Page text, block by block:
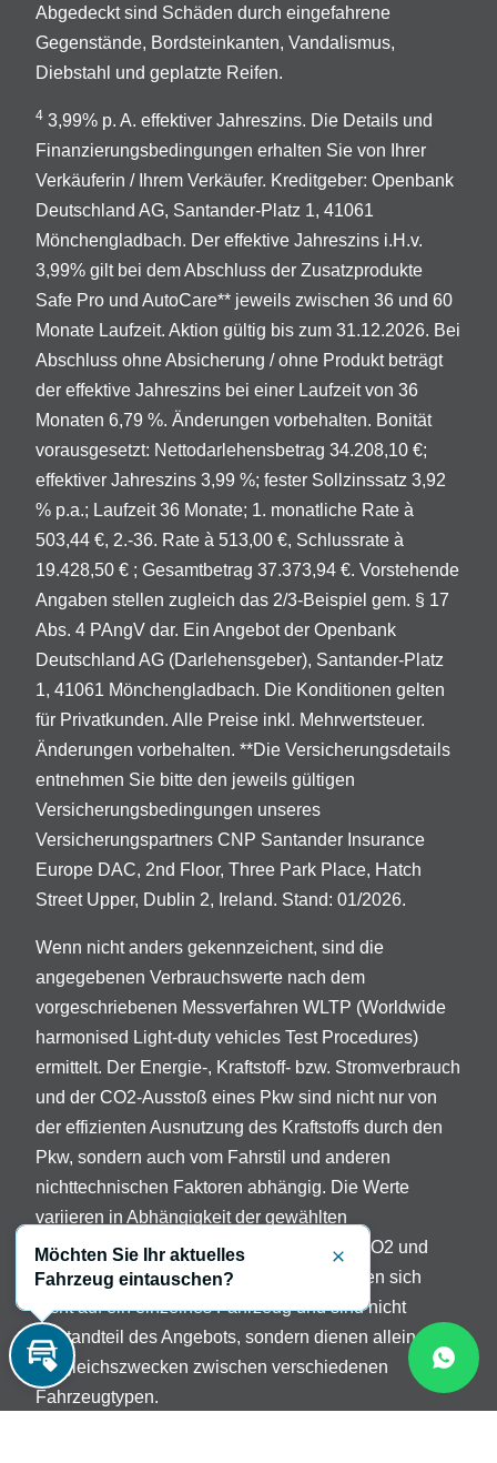
Abgedeckt sind Schäden durch eingefahrene
Gegenstände, Bordsteinkanten, Vandalismus,
Diebstahl und geplatzte Reifen.
4 3,99% p. A. effektiver Jahreszins. Die Details und
Finanzierungsbedingungen erhalten Sie von Ihrer
Verkäuferin / Ihrem Verkäufer. Kreditgeber: Openbank
Deutschland AG, Santander-Platz 1, 41061
Mönchengladbach. Der effektive Jahreszins i.H.v.
3,99% gilt bei dem Abschluss der Zusatzprodukte
Safe Pro und AutoCare** jeweils zwischen 36 und 60
Monate Laufzeit. Aktion gültig bis zum 31.12.2026. Bei
Abschluss ohne Absicherung / ohne Produkt beträgt
der effektive Jahreszins bei einer Laufzeit von 36
Monaten 6,79 %. Änderungen vorbehalten. Bonität
vorausgesetzt: Nettodarlehensbetrag 34.208,10 €;
effektiver Jahreszins 3,99 %; fester Sollzinssatz 3,92
% p.a.; Laufzeit 36 Monate; 1. monatliche Rate à
503,44 €, 2.-36. Rate à 513,00 €, Schlussrate à
19.428,50 € ; Gesamtbetrag 37.373,94 €. Vorstehende
Angaben stellen zugleich das 2/3-Beispiel gem. § 17
Abs. 4 PAngV dar. Ein Angebot der Openbank
Deutschland AG (Darlehensgeber), Santander-Platz
1, 41061 Mönchengladbach. Die Konditionen gelten
für Privatkunden. Alle Preise inkl. Mehrwertsteuer.
Änderungen vorbehalten. **Die Versicherungsdetails
entnehmen Sie bitte den jeweils gültigen
Versicherungsbedingungen unseres
Versicherungspartners CNP Santander Insurance
Europe DAC, 2nd Floor, Three Park Place, Hatch
Street Upper, Dublin 2, Ireland. Stand: 01/2026.
Wenn nicht anders gekennzeichent, sind die
angegebenen Verbrauchswerte nach dem
vorgeschriebenen Messverfahren WLTP (Worldwide
harmonised Light-duty vehicles Test Procedures)
ermittelt. Der Energie-, Kraftstoff- bzw. Stromverbrauch
und der CO2-Ausstoß eines Pkw sind nicht nur von
der effizienten Ausnutzung des Kraftstoffs durch den
Pkw, sondern auch vom Fahrstil und anderen
nichttechnischen Faktoren abhängig. Die Werte
variieren in Abhängigkeit der gewählten
Sonderausstattungen. Beschreibung der CO2 und
Verbrauchsangaben: Die Angaben beziehen sich
nicht auf ein einzelnes Fahrzeug und sind nicht
Bestandteil des Angebots, sondern dienen allein
Vergleichszwecken zwischen verschiedenen
Fahrzeugtypen.
Inzahlungnahme
Möchten Sie Ihr aktuelles
Fahrzeug eintauschen?
Schließen